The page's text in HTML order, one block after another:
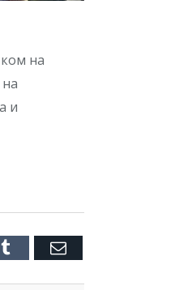
на
и
Tumblr Емейл